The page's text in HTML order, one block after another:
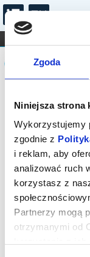
Zgoda
Niniejsza strona
Wykorzystujemy
zgodnie z
i reklam, aby
analizować ruch
korzystasz z
Partnerzy mogą
otrzymanymi od
FILHARMONIA
DLA DZIECI
Sprzedaż
została